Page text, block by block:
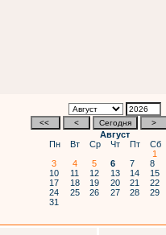
Август
Пн
Вт Ср Чт Пт Сб
1
3
4 5 6 7 8
10
11 12 13 14 15
17
18 19 20 21 22
24
25 26 27 28 29
31